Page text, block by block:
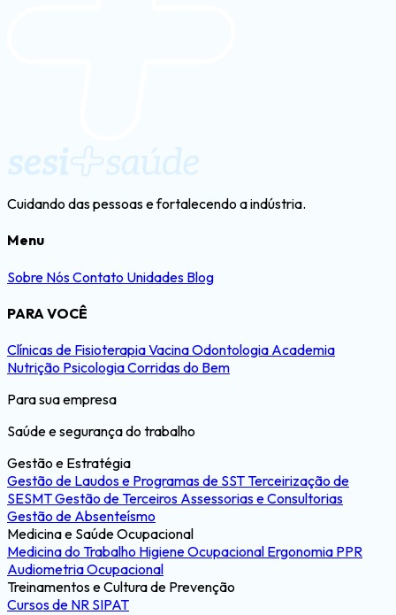
Cuidando das pessoas e fortalecendo a indústria.
Menu
Sobre NósContato Unidades Blog
PARA VOCÊ
Clínicas de FisioterapiaVacinaOdontologia Academia
Nutrição PsicologiaCorridas do Bem
Para sua empresa
Saúde e segurança do trabalho
Gestão e Estratégia
Gestão de Laudos e Programas de SSTTerceirização de
SESMTGestão de Terceiros Assessorias e Consultorias
Gestão de Absenteísmo
Medicina e Saúde Ocupacional
Medicina do Trabalho Higiene Ocupacional Ergonomia PPR
Audiometria Ocupacional
Treinamentos e Cultura de Prevenção
Cursos de NR SIPAT